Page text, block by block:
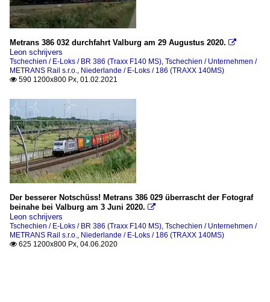
Metrans 386 032 durchfahrt Valburg am 29 Augustus 2020. 
Leon schrijvers
Tschechien / E-Loks / BR 386 (Traxx F140 MS), Tschechien / Unternehmen /
METRANS Rail s.r.o., Niederlande / E-Loks / 186 (TRAXX 140MS)
 590 1200x800 Px, 01.02.2021
Der besserer Notschüss! Metrans 386 029 überrascht der Fotograf
beinahe bei Valburg am 3 Juni 2020. 
Leon schrijvers
Tschechien / E-Loks / BR 386 (Traxx F140 MS), Tschechien / Unternehmen /
METRANS Rail s.r.o., Niederlande / E-Loks / 186 (TRAXX 140MS)
 625 1200x800 Px, 04.06.2020